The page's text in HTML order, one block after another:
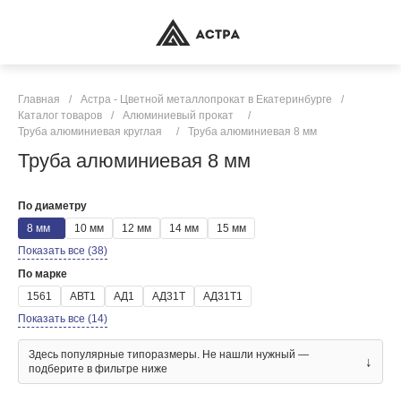
Главная / Астра - Цветной металлопрокат в Екатеринбурге
/
Каталог товаров
/ Алюминиевый прокат
/
Труба алюминиевая круглая
/ Труба алюминиевая 8 мм
Труба алюминиевая 8 мм
По диаметру
8 мм
10 мм 12 мм 14 мм
15 мм
Показать все (38)
По марке
1561
АВТ1 АД1 АД31Т
АД31Т1
Показать все (14)
Здесь популярные типоразмеры. Не нашли нужный —
подберите в фильтре ниже
↓